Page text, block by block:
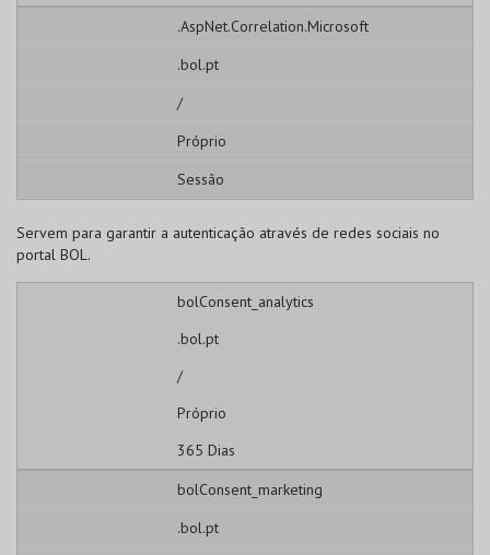
.AspNet.Correlation.Microsoft
.bol.pt
/
Próprio
Sessão
Servem para garantir a autenticação através de redes sociais no
portal BOL.
bolConsent_analytics
.bol.pt
/
Próprio
365 Dias
bolConsent_marketing
.bol.pt